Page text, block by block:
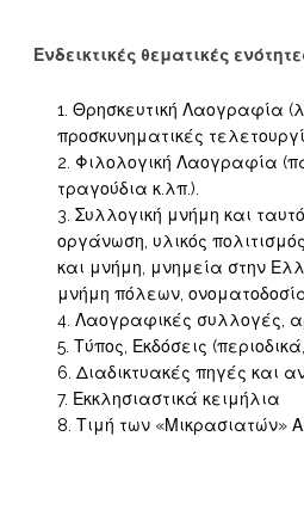
Ενδεικτικές θεματικές
Θρησκευτική Λαογραφία
προσκυνηματικές
Φιλολογική Λαογραφία
τραγούδια κ.λπ.).
Συλλογική μνήμη και
οργάνωση, υλικός
και μνήμη, μνημεία στην
μνήμη πόλεων,
Λαογραφικές συλλογές,
Τύπος, Εκδόσεις
Διαδικτυακές πηγές και
Εκκλησιαστικά κειμήλια
Τιμή των «Μικρασιατών»